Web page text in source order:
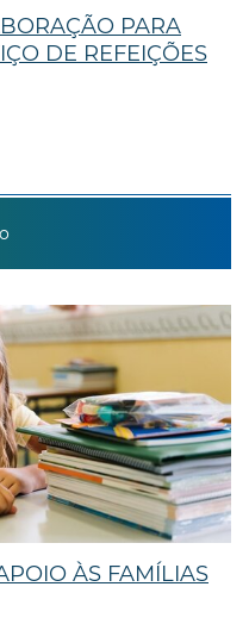
PARA
DE REFEIÇÕES
ÀS FAMÍLIAS